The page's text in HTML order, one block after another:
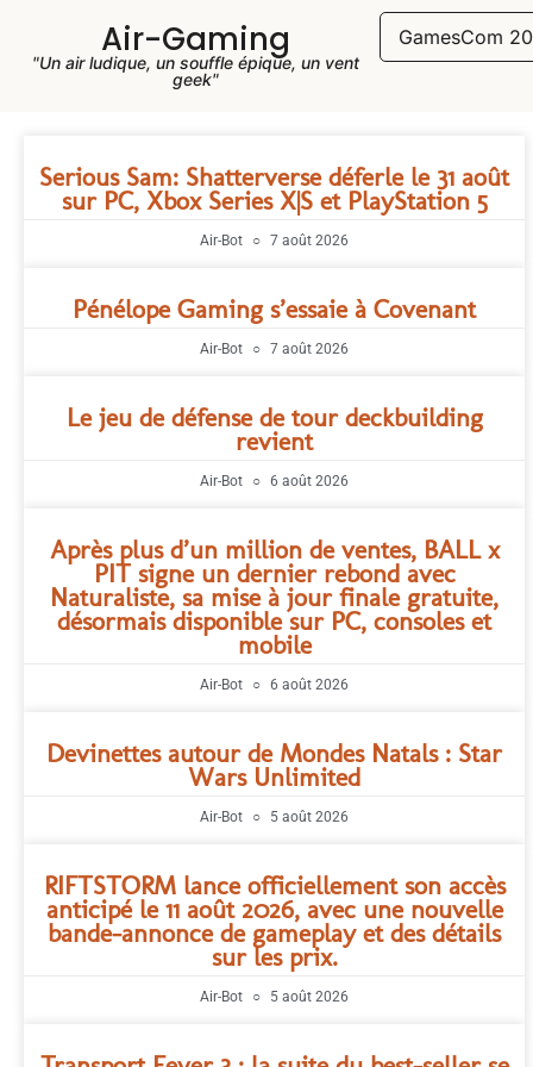
Air-Gaming
"Un air ludique, un souffle épique, un vent
geek"
GamesCom
Serious Sam: Shatterverse déferle le 31 août
sur PC, Xbox Series X|S et PlayStation 5
Air-Bot 7 août 2026
Pénélope Gaming s’essaie à Covenant
Air-Bot 7 août 2026
Le jeu de défense de tour deckbuilding
revient
Air-Bot 6 août 2026
Après plus d’un million de ventes, BALL x
PIT signe un dernier rebond avec
Naturaliste, sa mise à jour finale gratuite,
désormais disponible sur PC, consoles et
mobile
Air-Bot 6 août 2026
Devinettes autour de Mondes Natals : Star
Wars Unlimited
Air-Bot 5 août 2026
RIFTSTORM lance officiellement son accès
anticipé le 11 août 2026, avec une nouvelle
bande-annonce de gameplay et des détails
sur les prix.
Air-Bot 5 août 2026